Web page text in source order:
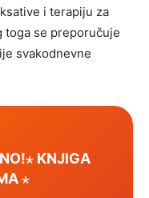
i terapiju za
toga se preporučuje
svakodnevne
KNJIGA
⋆